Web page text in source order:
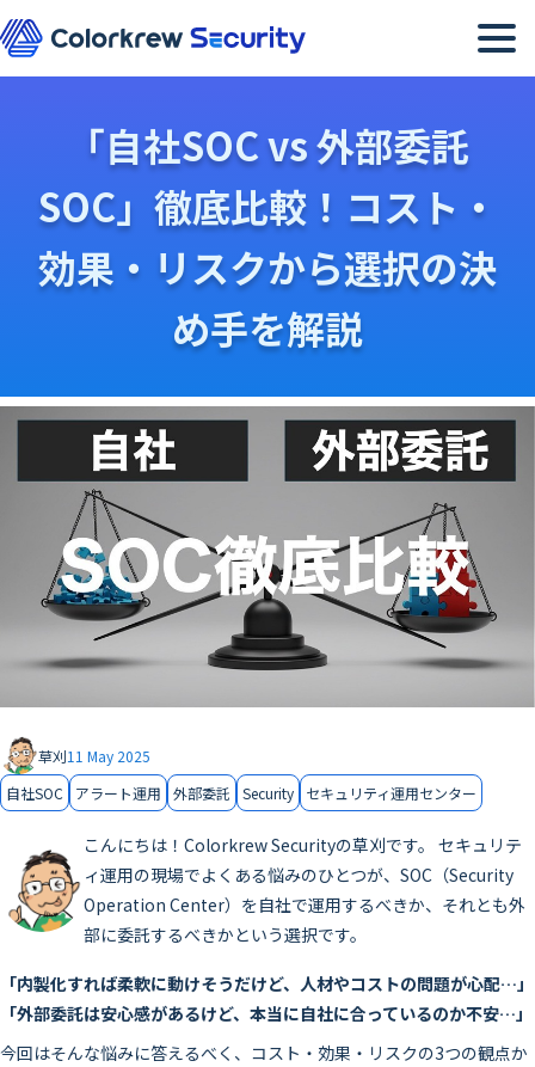
「自社SOC vs 外部委託
SOC」徹底比較！コスト・
効果・リスクから選択の決
め手を解説
草刈11 May 2025
自社SOC
アラート運用 外部委託 Security セキュリティ運用センター
こんにちは！Colorkrew Securityの草刈です。 セキュリテ
ィ運用の現場でよくある悩みのひとつが、SOC（Security
Operation Center）を自社で運用するべきか、それとも外
部に委託するべきかという選択です。
「内製化すれば柔軟に動けそうだけど、人材やコストの問題が心配…」
「外部委託は安心感があるけど、本当に自社に合っているのか不安…」
今回はそんな悩みに答えるべく、コスト・効果・リスクの3つの観点か